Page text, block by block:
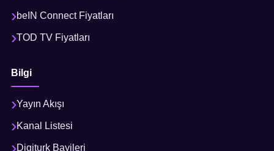
beIN Connect Fiyatları
TOD TV Fiyatları
Bilgi
Yayın Akışı
Kanal Listesi
Digiturk Bayileri